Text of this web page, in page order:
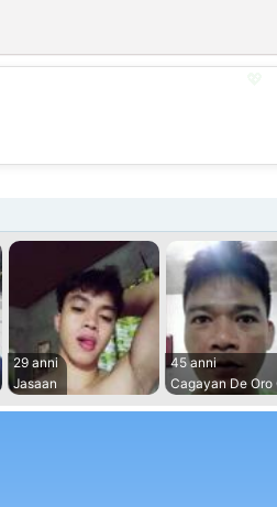
29 anni
Jasaan
45 anni
Cagayan De Oro